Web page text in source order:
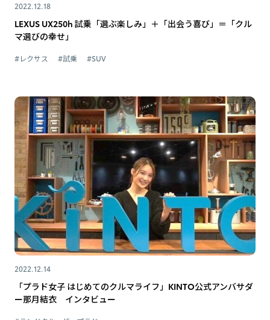
2022.12.18
LEXUS UX250h 試乗「選ぶ楽しみ」＋「出会う喜び」＝「クル
マ選びの幸せ」
#レクサス #試乗 #SUV
2022.12.14
「プラド女子 はじめてのクルマライフ」KINTO公式アンバサダ
ー那月結衣 インタビュー